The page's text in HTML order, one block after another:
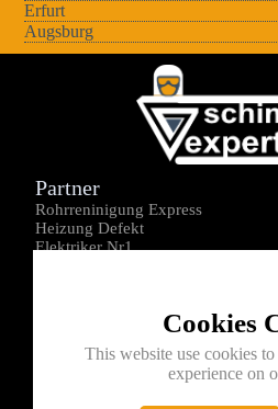
Erfurt
Augsburg
Cookies
This website use cookies
experience on
Partner
Rohrreninigung Express
Heizung Defekt
Elektriker Nr1
Kontakt